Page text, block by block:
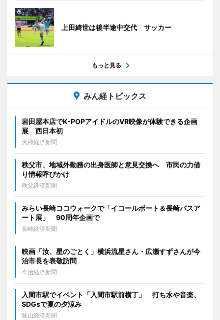
上田綺世は後半途中交代 サッカー
もっと見る
みん経トピックス
岩田屋本店でK-POPアイドルのVR映像が体験できる企画
展 西日本初
天神経済新聞
秩父市、地域外勤務の出身医師と意見交換へ 市民の力借
り情報呼びかけ
秩父経済新聞
みらい長崎ココウォークで「イコールボート＆長崎バスア
ート展」 90周年企画で
長崎経済新聞
映画「汝、星のごとく」横浜流星さん・広瀬すずさんが今
治市長を表敬訪問
今治経済新聞
入間市駅でイベント「入間市駅前横丁」 打ち水や音楽、
SDGsで夏の夕涼み
狭山経済新聞